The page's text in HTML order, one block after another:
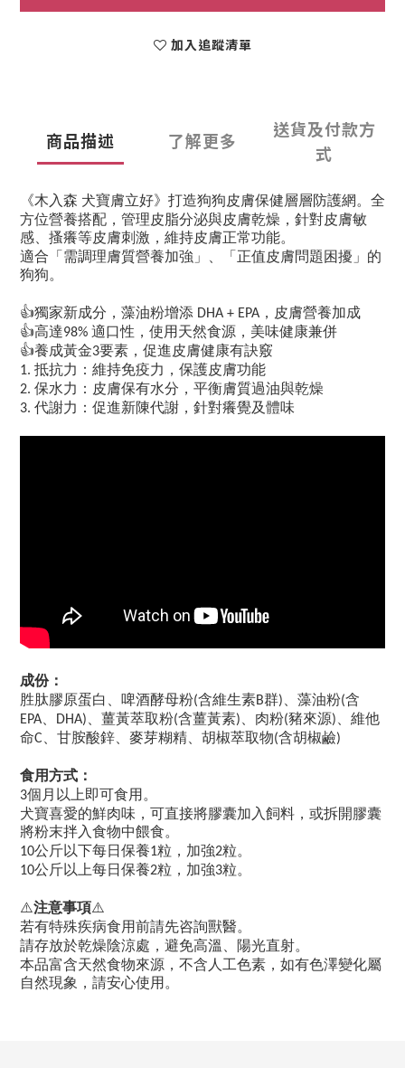
加入追蹤清單
商品描述 了解更多
送貨及付款方
式
《木入森 犬寶膚立好》打造狗狗皮膚保健層層防護網。全
方位營養搭配，管理皮脂分泌與皮膚乾燥，針對皮膚敏
感、搔癢等皮膚刺激，維持皮膚正常功能。
適合「需調理膚質營養加強」、「正值皮膚問題困擾」的
狗狗。
👍獨家新成分，藻油粉增添 DHA + EPA ，皮膚營養加成
👍高達98% 適口性，使用天然食源，美味健康兼併
👍養成黃金3要素，促進皮膚健康有訣竅
1. 抵抗力：維持免疫力，保護皮膚功能
2. 保水力：皮膚保有水分，平衡膚質過油與乾燥
3. 代謝力：促進新陳代謝，針對癢覺及體味
成份：
胜肽膠原蛋白、啤酒酵母粉(含維生素B群) 、藻油粉(含
EPA DHA) 、薑黃萃取粉(含薑黃素) 、肉粉(豬來源) 、維他
命C 、甘胺酸鋅、麥芽糊精、胡椒萃取物(含胡椒鹼)
食用方式：
3個月以上即可食用。
犬寶喜愛的鮮肉味，可直接將膠囊加入飼料，或拆開膠囊
將粉末拌入食物中餵食。
10公斤以下每日保養1粒，加強2粒。
10公斤以上每日保養2粒，加強3粒。
⚠️注意事項⚠️
若有特殊疾病食用前請先咨詢獸醫。
請存放於乾燥陰涼處，避免高溫、陽光直射。
本品富含天然食物來源，不含人工色素，如有色澤變化屬
自然現象，請安心使用。